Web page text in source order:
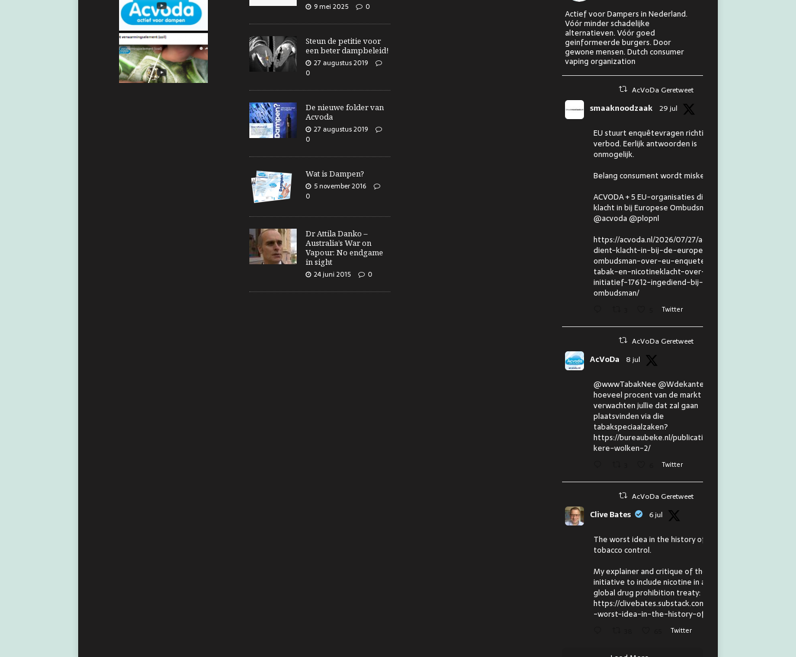
9 mei 2025
0
Steun de petitie voor
een beter dampbeleid!
27 augustus 2019
0
De nieuwe folder van
Acvoda
27 augustus 2019
0
Wat is Dampen?
5 november 2016
0
Dr Attila Danko –
Australia’s War on
Vapour: No endgame
in sight
24 juni 2015
0
Actief voor Dampers in Nederland.
Vóór minder schadelijke
alternatieven. Vóór goed
geinformeerde burgers. Door
gewone mensen. Dutch consumer
vaping organization
AcVoDa Geretweet
smaaknoodzaak 29 jul
EU stuurt enquêtevragen richting
verbod. Eerlijk antwoorden is
onmogelijk.
Belang consument wordt miskend.
ACVODA + 5 EU-organisaties dienen
klacht in bij Europese Ombudsman.
@acvoda @plopnl
https://acvoda.nl/2026/07/27/acvoda-
dient-klacht-in-bij-de-europese-
ombudsman-over-eu-enquete-
tabak-en-nicotineklacht-over-eu-
initiatief-17612-ingediend-bij-de-
ombudsman/
Twitter
AcVoDa Geretweet
AcVoDa 8 jul
@wwwTabakNee @Wdekanter En
hoeveel procent van de markt
verwachten jullie dat zal gaan
plaatsvinden via die
tabakspeciaalzaken?
https://bureaubeke.nl/publicaties/don
kere-wolken-2/
Twitter
AcVoDa Geretweet
Clive Bates 6 jul
The worst idea in the history of
tobacco control.
My explainer and critique of the
initiative to include nicotine in a
global drug prohibition treaty:
https://clivebates.substack.com/p/the
-worst-idea-in-the-history-of
Twitter